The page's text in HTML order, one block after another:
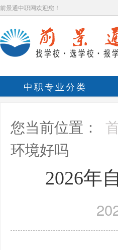
前景通中职网欢迎您！
中职专业分类
您当前位置：
环境好吗
2026年